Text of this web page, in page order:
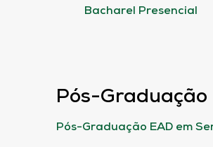
Bacharel Presencial
Pós-Graduação
Pós-Graduação EAD em